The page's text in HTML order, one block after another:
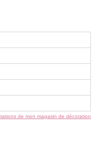
de mon magasin de décoration